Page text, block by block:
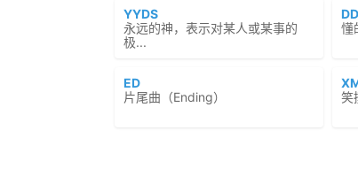
YYDS
永远的神，表示对某人或某事的
极...
懂
ED
片尾曲（Ending）
笑